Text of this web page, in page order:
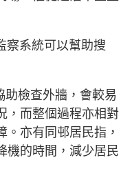
察系統可以幫助搜
助檢查外牆，會較易
，而整個過程亦相對
。亦有同邨居民指，
機的時間，減少居民